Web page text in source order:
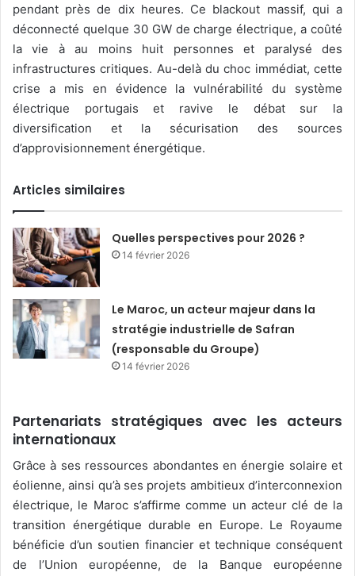
pendant près de dix heures. Ce blackout massif, qui a
déconnecté quelque 30 GW de charge électrique, a coûté
la vie à au moins huit personnes et paralysé des
infrastructures critiques. Au-delà du choc immédiat, cette
crise a mis en évidence la vulnérabilité du système
électrique portugais et ravive le débat sur la
diversification et la sécurisation des sources
d’approvisionnement énergétique.
Articles similaires
Quelles perspectives pour 2026 ?
14 février 2026
Le Maroc, un acteur majeur dans la
stratégie industrielle de Safran
(responsable du Groupe)
14 février 2026
Partenariats stratégiques avec les acteurs
internationaux
Grâce à ses ressources abondantes en énergie solaire et
éolienne, ainsi qu’à ses projets ambitieux d’interconnexion
électrique, le Maroc s’affirme comme un acteur clé de la
transition énergétique durable en Europe. Le Royaume
bénéficie d’un soutien financier et technique conséquent
de l’Union européenne, de la Banque européenne